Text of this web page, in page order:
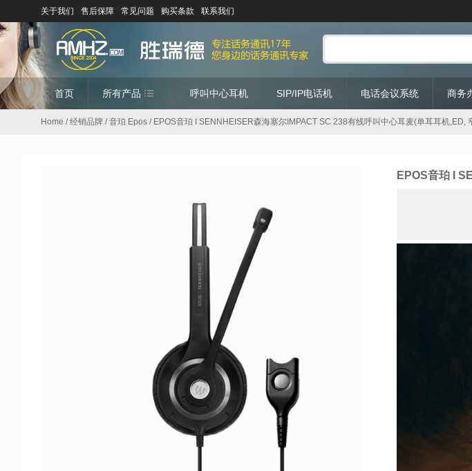
关于我们 售后保障 常见问题 购买条款 联系我们
首页 所有产品 呼叫中心耳机 SIP/IP电话机 电话会议系统 商务
Home /经销品牌 /音珀 Epos / EPOS音珀 I SENNHEISER森海塞尔IMPACT SC 238有线呼叫中心耳麦(单耳耳机,ED,
EPOS音珀 I